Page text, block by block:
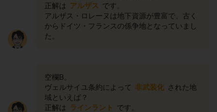
正解は
アルザス です。
アルザス・ロレーヌは地下資源が豊富で、古く
からドイツ・フランスの係争地となっていまし
た。
空欄B。
ヴェルサイユ条約によって 非武装化 された地
域といえば？
正解は
ラインラント です。